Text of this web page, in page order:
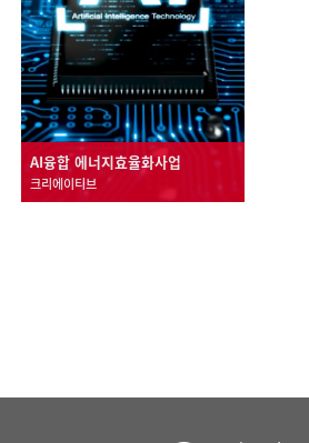
AI융합 에너지효율화사업
크리에이티브